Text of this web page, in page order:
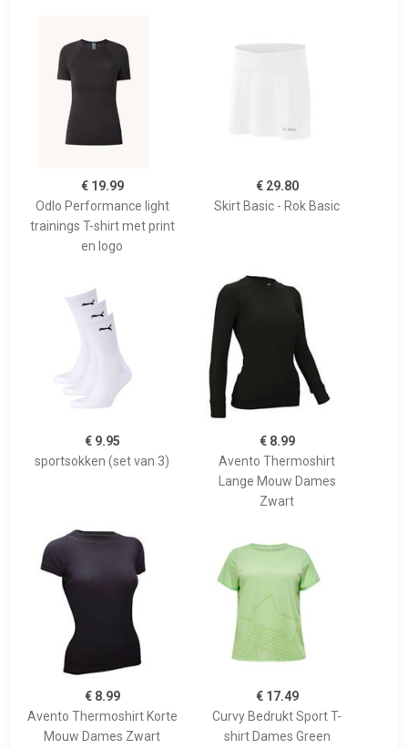
€ 19.99
Odlo Performance light
trainings T-shirt met print
en logo
€ 29.80
Skirt Basic - Rok Basic
€ 9.95
sportsokken (set van 3)
€ 8.99
Avento Thermoshirt
Lange Mouw Dames
Zwart
€ 8.99
Avento Thermoshirt Korte
Mouw Dames Zwart
€ 17.49
Curvy Bedrukt Sport T-
shirt Dames Green